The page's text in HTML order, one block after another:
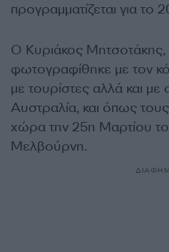
προγραμματίζεται για το
Ο Κυριάκος Μητσοτάκης,
φωτογραφίθηκε με τον
με τουρίστες αλλά και με
Αυστραλία, και όπως τους
χώρα την 25η Μαρτίου το
Μελβούρνη.